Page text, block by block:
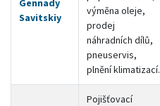
Savitskiy
výměna oleje,
prodej
náhradních dílů,
pneuservis,
plnění klimatizací.
Pojišťovací